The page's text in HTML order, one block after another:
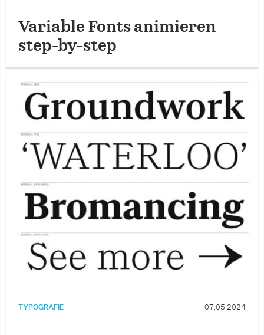
Variable Fonts animieren
step-by-step
TYPOGRAFIE 07.05.2024